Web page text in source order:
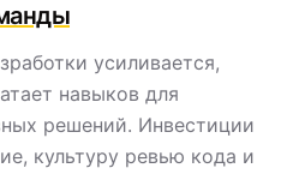
усиливается,
навыков для
решений. Инвестиции
культуру ревью кода и